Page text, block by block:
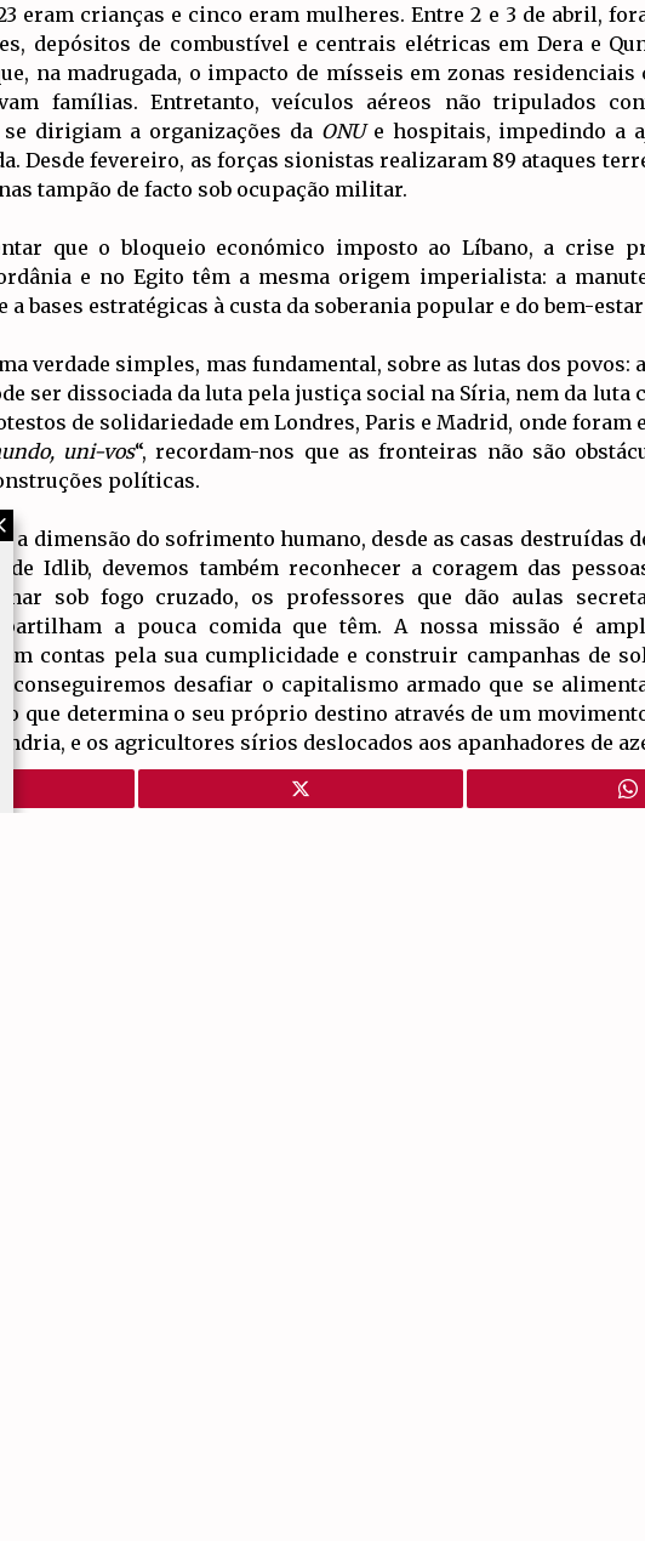
eram crianças e cinco eram mulheres. Entre 2 e 3 de abril,
depósitos de combustível e centrais elétricas em Dera e
na madrugada, o impacto de mísseis em zonas
famílias. Entretanto, veículos aéreos não tripulados
se dirigiam a organizações da ONU e hospitais, impedindo a
Desde fevereiro, as forças sionistas realizaram 89 ataques
tampão de facto sob ocupação militar.
que o bloqueio económico imposto ao Líbano, a crise
e no Egito têm a mesma origem imperialista: a
a bases estratégicas à custa da soberania popular e do bem-
verdade simples, mas fundamental, sobre as lutas dos
ser dissociada da luta pela justiça social na Síria, nem da
de solidariedade em Londres, Paris e Madrid, onde foram
uni-vos“, recordam-nos que as fronteiras não são
políticas.
a dimensão do sofrimento humano, desde as casas destruídas
Idlib, devemos também reconhecer a coragem das
sob fogo cruzado, os professores que dão aulas
partilham a pouca comida que têm. A nossa missão é
contas pela sua cumplicidade e construir campanhas de
conseguiremos desafiar o capitalismo armado que se
que determina o seu próprio destino através de um
e os agricultores sírios deslocados aos apanhadores de